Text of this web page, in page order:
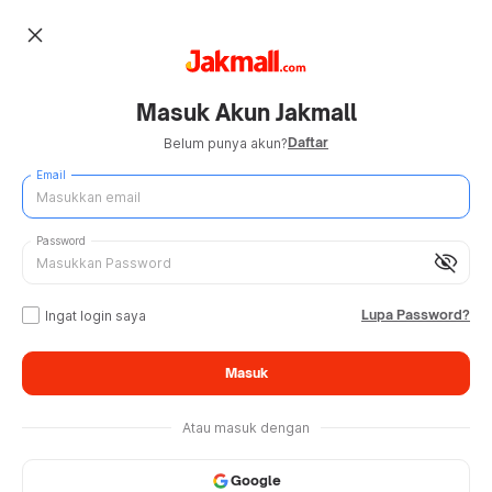
close
Masuk Akun Jakmall
Belum punya akun?Daftar
Email
visibility_off
Password
Ingat login saya Lupa Password?
Masuk
Atau masuk dengan
Google